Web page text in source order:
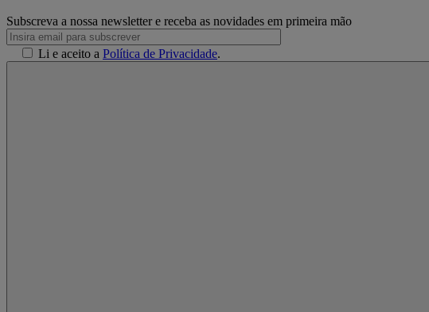
Subscreva a nossa newsletter e receba as novidades em primeira mão
Li e aceito a Política de Privacidade.